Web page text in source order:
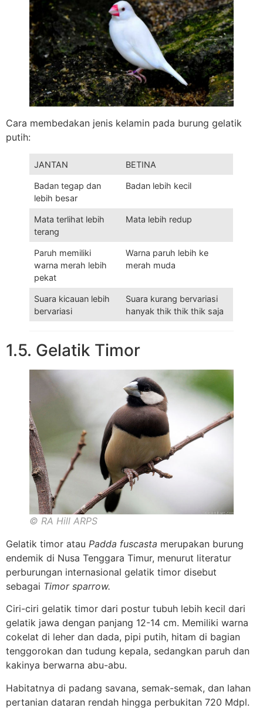
Cara membedakan jenis kelamin pada burung gelatik
putih:
JANTAN BETINA
Badan tegap dan
lebih besar
Badan lebih kecil
Mata terlihat lebih
terang
Mata lebih redup
Paruh memiliki
warna merah lebih
pekat
Warna paruh lebih ke
merah muda
Suara kicauan lebih
bervariasi
Suara kurang bervariasi
hanyak thik thik thik saja
1.5. Gelatik Timor
© RA Hill ARPS
Gelatik timor atau Padda fuscasta merupakan burung
endemik di Nusa Tenggara Timur, menurut literatur
perburungan internasional gelatik timor disebut
sebagai Timor sparrow.
Ciri-ciri gelatik timor dari postur tubuh lebih kecil dari
gelatik jawa dengan panjang 12-14 cm. Memiliki warna
cokelat di leher dan dada, pipi putih, hitam di bagian
tenggorokan dan tudung kepala, sedangkan paruh dan
kakinya berwarna abu-abu.
Habitatnya di padang savana, semak-semak, dan lahan
pertanian dataran rendah hingga perbukitan 720 Mdpl.